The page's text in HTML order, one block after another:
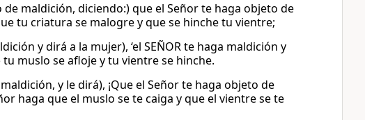
maldición, diciendo:) que el Señor te haga objeto de
tu criatura se malogre y que se hinche tu vientre;
y dirá a la mujer), ‘el SEÑOR te haga maldición y
muslo se afloje y tu vientre se hinche.
y le dirá), ¡Que el Señor te haga objeto de
haga que el muslo se te caiga y que el vientre se te